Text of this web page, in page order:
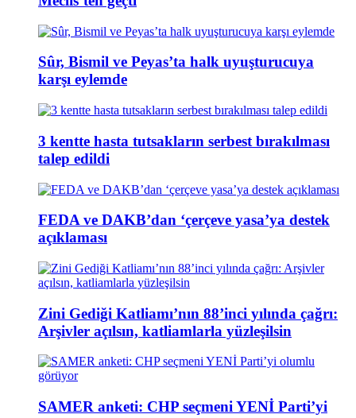
Sûr, Bismil ve Peyas’ta halk uyuşturucuya
karşı eylemde
3 kentte hasta tutsakların serbest bırakılması
talep edildi
FEDA ve DAKB’dan ‘çerçeve yasa’ya destek
açıklaması
Zini Gediği Katliamı’nın 88’inci yılında çağrı:
Arşivler açılsın, katliamlarla yüzleşilsin
SAMER anketi: CHP seçmeni YENİ Parti’yi